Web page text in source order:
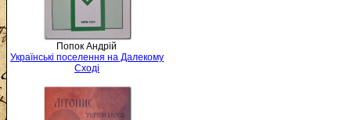
Попок Андрій
Українські поселення на Далекому
Сході